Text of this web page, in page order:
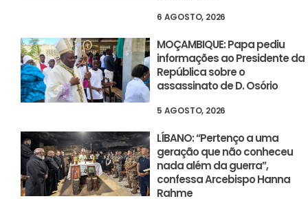
6 AGOSTO, 2026
MOÇAMBIQUE: Papa pediu
informações ao Presidente da
República sobre o
assassinato de D. Osório
5 AGOSTO, 2026
LÍBANO: “Pertenço a uma
geração que não conheceu
nada além da guerra”,
confessa Arcebispo Hanna
Rahme